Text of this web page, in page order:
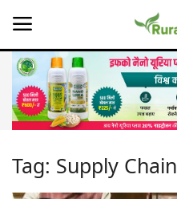
Home
About Us
Tag: Supply Chain